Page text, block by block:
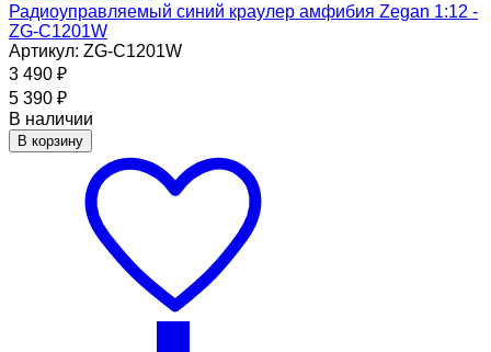
Радиоуправляемый синий краулер амфибия Zegan 1:12 -
ZG-C1201W
Артикул: ZG-C1201W
3 490 ₽
5 390 ₽
В наличии
В корзину